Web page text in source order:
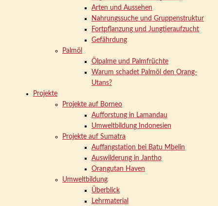
Arten und Aussehen
Nahrungssuche und Gruppenstruktur
Fortpflanzung und Jungtieraufzucht
Gefährdung
Palmöl
Ölpalme und Palmfrüchte
Warum schadet Palmöl den Orang-
Utans?
Projekte
Projekte auf Borneo
Aufforstung in Lamandau
Umweltbildung Indonesien
Projekte auf Sumatra
Auffangstation bei Batu Mbelin
Auswilderung in Jantho
Orangutan Haven
Umweltbildung
Überblick
Lehrmaterial